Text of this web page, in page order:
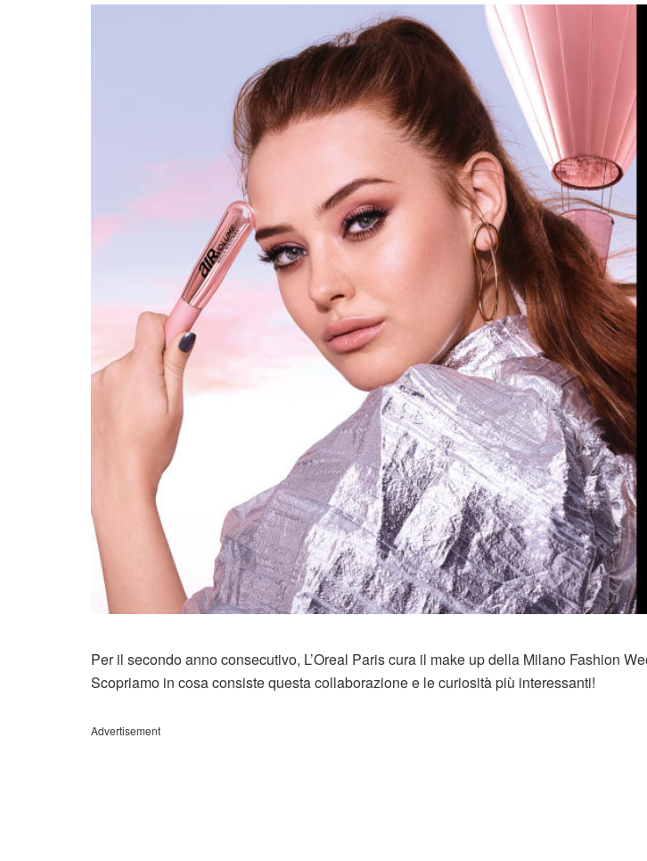
Per il secondo anno consecutivo, L’Oreal Paris cura il make up della Milano Fashion
Scopriamo in cosa consiste questa collaborazione e le curiosità più interessanti!
Advertisement